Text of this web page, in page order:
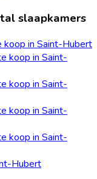
slaapkamers
in Saint-Hubert
koop in Saint-
koop in Saint-
koop in Saint-
koop in Saint-
Hubert